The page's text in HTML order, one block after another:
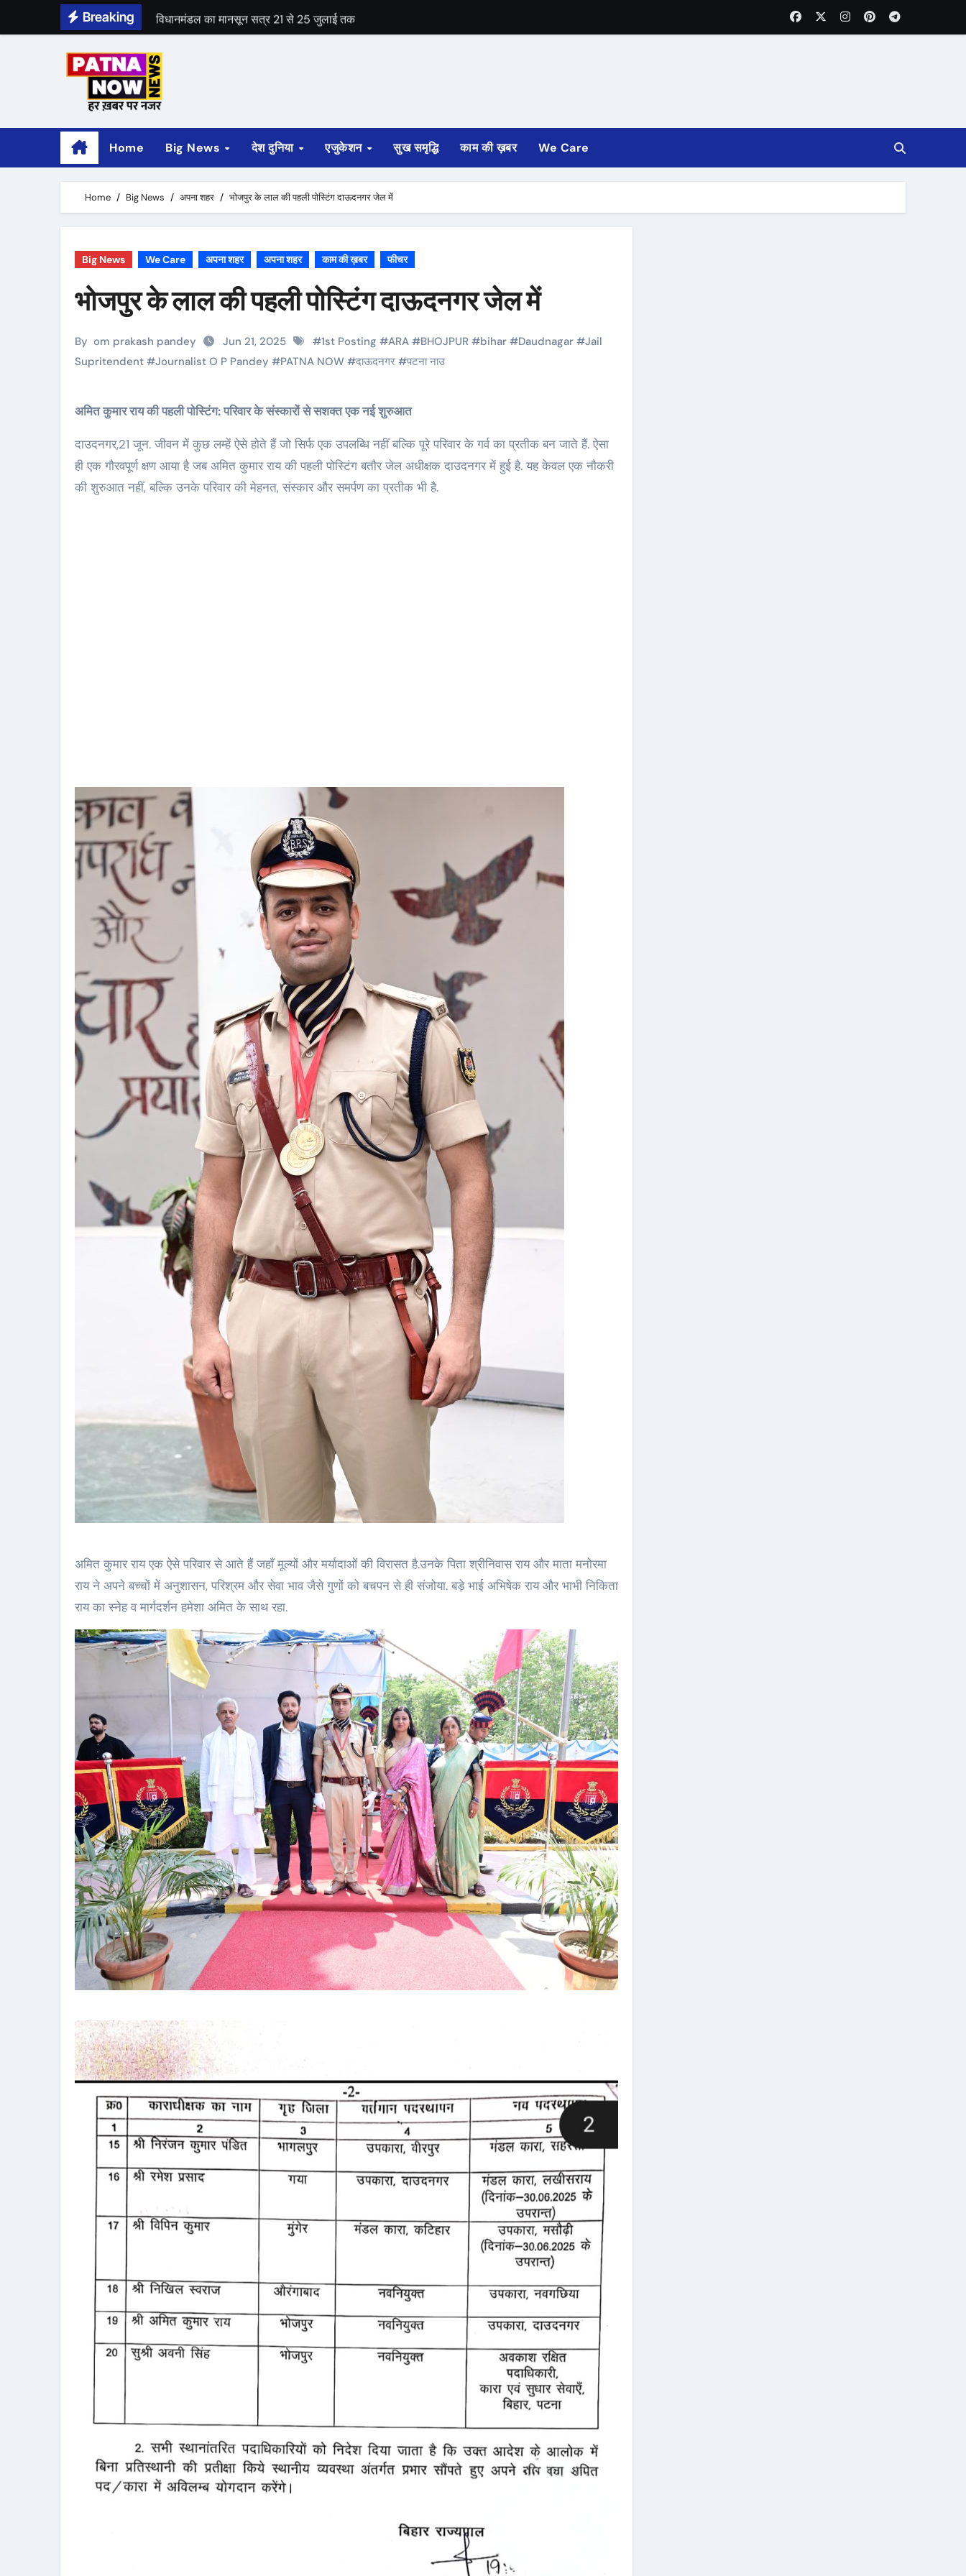
Breaking विधानमंडल का मानसून सत्र 21 से 25 जुलाई तक
Home Big News देश दुनिया एजुकेशन सुख समृद्धि काम की ख़बर We Care
Home Big News अपना शहर भोजपुर के लाल की पहली पोस्टिंग दाऊदनगर जेल में
Big News We Care अपना शहर अपना शहर काम की ख़बर फीचर
भोजपुर के लाल की पहली पोस्टिंग दाऊदनगर जेल में
By om prakash pandey Jun 21, 2025 #1st Posting #ARA #BHOJPUR #bihar #Daudnagar #Jail
Supritendent #Journalist O P Pandey #PATNA NOW #दाऊदनगर #पटना नाउ
अमित कुमार राय की पहली पोस्टिंग: परिवार के संस्कारों से सशक्त एक नई शुरुआत
दाउदनगर,21 जून. जीवन में कुछ लम्हें ऐसे होते हैं जो सिर्फ एक उपलब्धि नहीं बल्कि पूरे परिवार के गर्व का प्रतीक बन जाते हैं. ऐसा
ही एक गौरवपूर्ण क्षण आया है जब अमित कुमार राय की पहली पोस्टिंग बतौर जेल अधीक्षक दाउदनगर में हुई है. यह केवल एक नौकरी
की शुरुआत नहीं, बल्कि उनके परिवार की मेहनत, संस्कार और समर्पण का प्रतीक भी है.
अमित कुमार राय एक ऐसे परिवार से आते हैं जहाँ मूल्यों और मर्यादाओं की विरासत है.उनके पिता श्रीनिवास राय और माता मनोरमा
राय ने अपने बच्चों में अनुशासन, परिश्रम और सेवा भाव जैसे गुणों को बचपन से ही संजोया. बड़े भाई अभिषेक राय और भाभी निकिता
राय का स्नेह व मार्गदर्शन हमेशा अमित के साथ रहा.